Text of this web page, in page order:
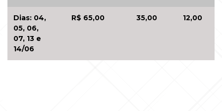
Dias: 04,
05, 06,
07, 13 e
14/06
R$ 65,00 35,00 12,00